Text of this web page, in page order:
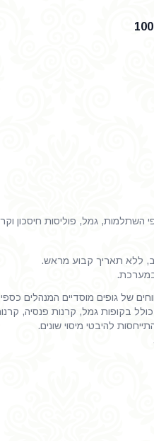
גמל, פוליסות חיסכון
ללא תאריך קבוע מראש.
של גופים מוסדיים המנהלים
בקופות גמל, קרנות פנסיה,
להיבטי מיסוי שונים.